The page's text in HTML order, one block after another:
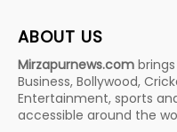
ABOUT US
Mirzapurnews.com
Business, Bollywood,
Entertainment, sports
accessible around the